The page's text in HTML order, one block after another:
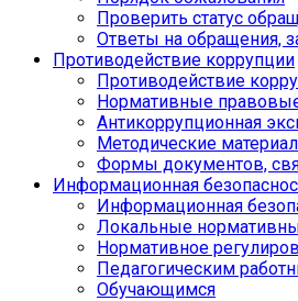
Проверить статус
Ответы на обращения,
Противодействие коррупции
Противодействие
Нормативные
Антикоррупционная
Методические
Формы документов,
Информационная
Информационная
Локальные
Нормативное
Педагогическим
Обучающимся